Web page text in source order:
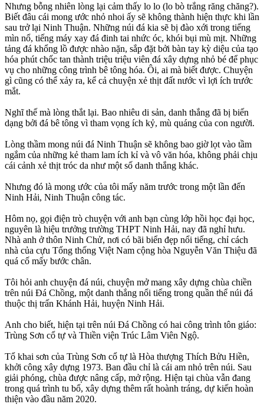
Nhưng bỗng nhiên lòng lại cảm thấy lo lo (lo bò trắng răng chăng?).
Biết đâu cái mong ước nhỏ nhoi ấy sẽ không thành hiện thực khi lần
sau trở lại Ninh Thuận. Những núi đá kia sẽ bị đào xới trong tiếng
mìn nổ, tiếng máy xay đá đinh tai nhức óc, khói bụi mù mịt. Những
tảng đá khổng lồ được nhào nặn, sắp đặt bởi bàn tay kỳ diệu của tạo
hóa phút chốc tan thành triệu triệu viên đá xây dựng nhỏ bé để phục
vụ cho những công trình bê tông hóa. Ôi, ai mà biết được. Chuyện
gì cũng có thể xảy ra, kể cả chuyện xẻ thịt đất nước vì lợi ích trước
mắt.
Nghĩ thế mà lòng thắt lại. Bao nhiêu di sản, danh thắng đã bị biến
dạng bởi đá bê tông vì tham vọng ích kỷ, mù quáng của con người.
Lòng thầm mong núi đá Ninh Thuận sẽ không bao giờ lọt vào tầm
ngắm của những kẻ tham lam ích kỉ và vô văn hóa, không phải chịu
cái cảnh xẻ thịt tróc da như một số danh thắng khác.
Nhưng đó là mong ước của tôi mấy năm trước trong một lần đến
Ninh Hải, Ninh Thuận công tác.
Hôm nọ, gọi điện trò chuyện với anh bạn cùng lớp hồi học đại học,
nguyên là hiệu trưởng trường THPT Ninh Hải, nay đã nghỉ hưu.
Nhà anh ở thôn Ninh Chử, nơi có bãi biển đẹp nổi tiếng, chỉ cách
nhà của cựu Tổng thống Việt Nam cộng hòa Nguyễn Văn Thiệu đã
quá cố mấy bước chân.
Tôi hỏi anh chuyện đá núi, chuyện mở mang xây dựng chùa chiền
trên núi Đá Chồng, một danh thắng nổi tiếng trong quần thể núi đá
thuộc thị trấn Khánh Hải, huyện Ninh Hải.
Anh cho biết, hiện tại trên núi Đá Chồng có hai công trình tôn giáo:
Trùng Sơn cổ tự và Thiền viện Trúc Lâm Viên Ngộ.
Tổ khai sơn của Trùng Sơn cổ tự là Hòa thượng Thích Bửu Hiền,
khởi công xây dựng 1973. Ban đầu chỉ là cái am nhỏ trên núi. Sau
giải phóng, chùa được nâng cấp, mở rộng. Hiện tại chùa vẫn đang
trong quá trình tu bổ, xây dựng thêm rất hoành tráng, dự kiến hoàn
thiện vào đầu năm 2020.